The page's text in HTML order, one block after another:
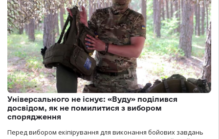
Універсального не існує: «Вуду» поділився
досвідом, як не помилитися з вибором
спорядження
Перед вибором екіпірування для виконання бойових завдань